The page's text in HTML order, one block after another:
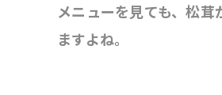
メニューを見ても、松
ますよね。